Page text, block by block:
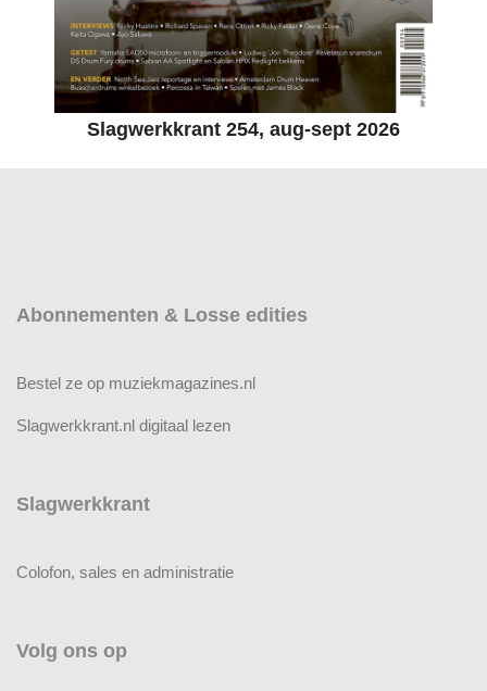
Slagwerkkrant 254, aug-sept 2026
Abonnementen & Losse edities
Bestel ze op muziekmagazines.nl
Slagwerkkrant.nl digitaal lezen
Slagwerkkrant
Colofon, sales en administratie
Volg ons op